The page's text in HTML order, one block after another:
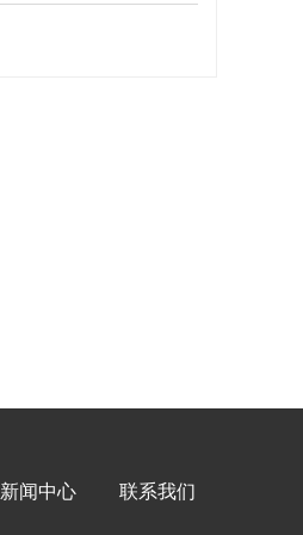
新闻中心 联系我们